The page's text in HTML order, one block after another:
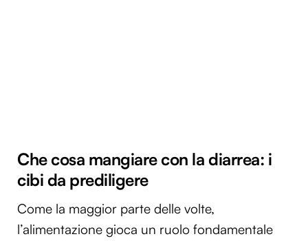
Che cosa mangiare con la diarrea: i
cibi da prediligere
Come la maggior parte delle volte,
l’alimentazione gioca un ruolo fondamentale